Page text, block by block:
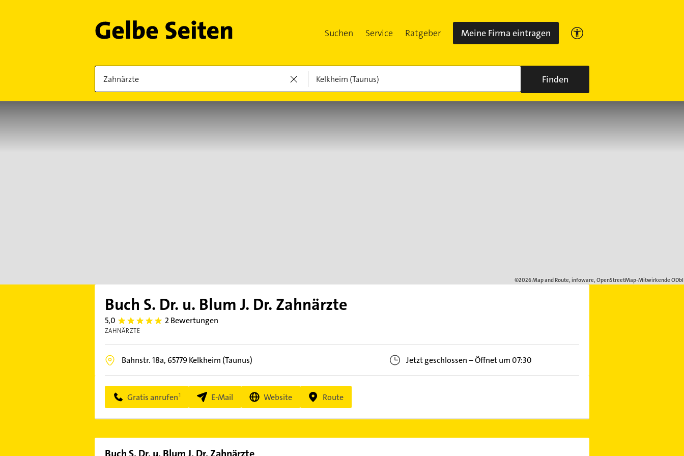
Suchen Service Ratgeber Meine Firma eintragen
Finden
Buch S. Dr. u. Blum J. Dr. Zahnärzte
5,0 5.0 2 Bewertungen
ZAHNÄRZTE
Bahnstr. 18a, 65779Kelkheim (Taunus) Jetzt geschlossen–Öffnet um 07:30
Gratis anrufen E-Mail Website Route